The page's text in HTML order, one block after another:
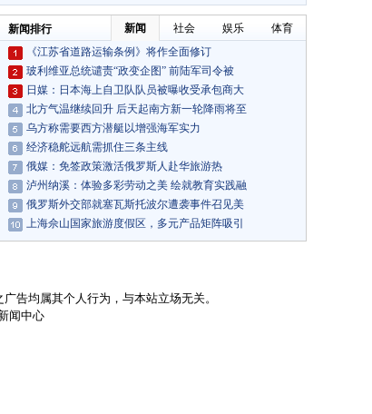
新闻排行 新闻 社会 娱乐
体育
《江苏省道路运输条例》将作全面修订
玻利维亚总统谴责“政变企图” 前陆军司令被
日媒：日本海上自卫队队员被曝收受承包商大
北方气温继续回升 后天起南方新一轮降雨将至
乌方称需要西方潜艇以增强海军实力
经济稳舵远航需抓住三条主线
俄媒：免签政策激活俄罗斯人赴华旅游热
泸州纳溪：体验多彩劳动之美 绘就教育实践融
俄罗斯外交部就塞瓦斯托波尔遭袭事件召见美
上海佘山国家旅游度假区，多元产品矩阵吸引
告均属其个人行为，与本站立场无关。
闻中心